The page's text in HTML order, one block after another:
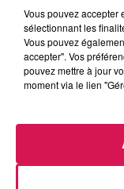
Revivez les
Vous pouvez accepter
sélectionnant les
Vous pouvez
accepter". Vos
pouvez mettre à jour
moment via le lien